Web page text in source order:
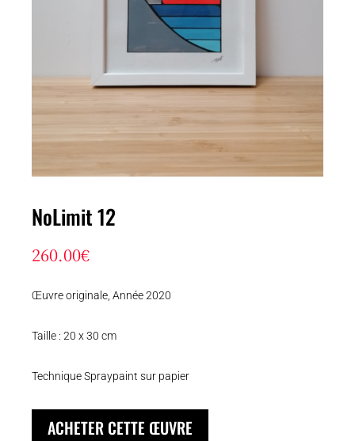
NoLimit 12
260.00€
Œuvre originale, Année 2020
Taille : 20 x 30 cm
Technique Spraypaint sur papier
ACHETER CETTE ŒUVRE